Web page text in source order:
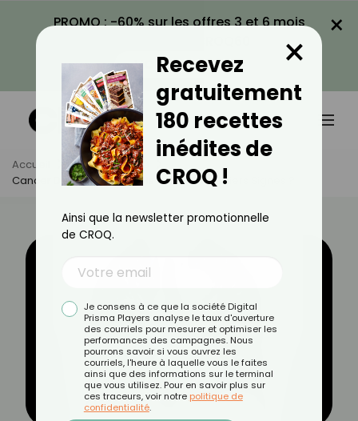
PROMO : -60% sur les offres 3 et 6 mois
VOIR LA PROMO
×
Accueil Actus
Santé
Cancer De La Plèvre : Quels Sont Les Premiers Signes ?
Recevez
gratuitement
180 recettes
inédites de
CROQ !
×
Ainsi que la newsletter promotionnelle
de CROQ.
Je consens à ce que la société Digital
Prisma Players analyse le taux d'ouverture
des courriels pour mesurer et optimiser les
performances des campagnes. Nous
pourrons savoir si vous ouvrez les
courriels, l'heure à laquelle vous le faites
ainsi que des informations sur le terminal
que vous utilisez. Pour en savoir plus sur
ces traceurs, voir notre politique de
confidentialité.